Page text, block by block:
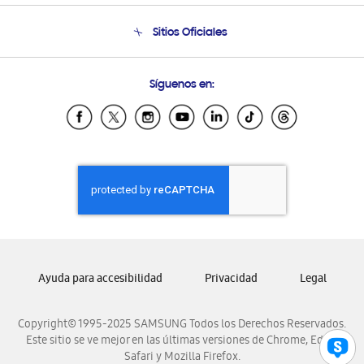
Soporte vía eMail
Sitios Oficiales
Samsung Ecuador
Samsung El Salvador
Samsung Honduras
Samsung Nicaragua
Samsung Panamá
Samsung Venezuela
Síguenos en:
Copyright© 1995-2025 SAMSUNG Todos los Derechos Reservados.
Este sitio se ve mejor en las últimas versiones de Chrome, Edge,
Safari y Mozilla Firefox.
Ayuda para accesibilidad Privacidad Legal